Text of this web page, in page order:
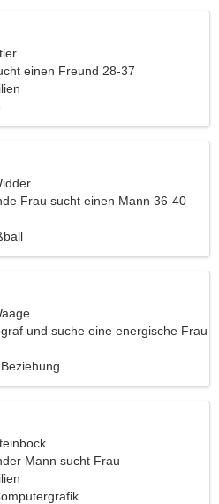
einen Freund 28-37
Frau sucht einen Mann 36-40
und suche eine energische Frau
Mann sucht Frau